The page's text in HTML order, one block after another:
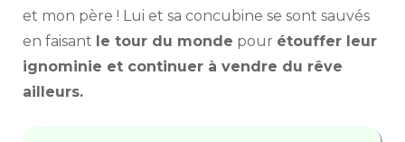
et mon père ! Lui et sa concubine se sont sauvés
en faisant le tour du monde pour étouffer leur
ignominie et continuer à vendre du rêve
ailleurs.